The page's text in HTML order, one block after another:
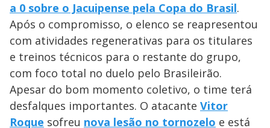
a 0 sobre o Jacuipense pela Copa do Brasil.
Após o compromisso, o elenco se reapresentou
com atividades regenerativas para os titulares
e treinos técnicos para o restante do grupo,
com foco total no duelo pelo Brasileirão.
Apesar do bom momento coletivo, o time terá
desfalques importantes. O atacante Vitor
Roque sofreu nova lesão no tornozelo e está